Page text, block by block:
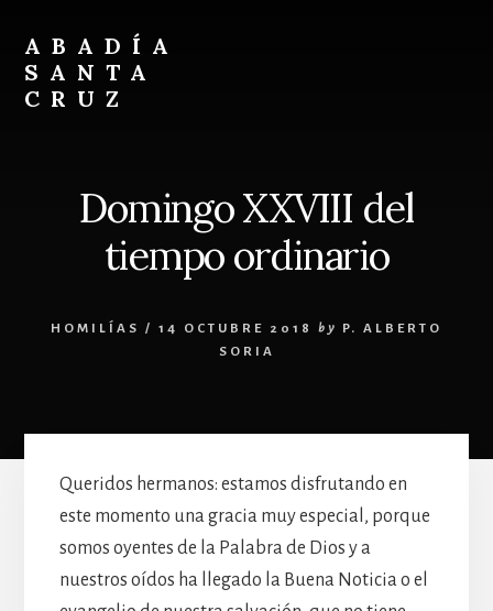
content
footer
ABADÍA
SANTA
CRUZ
Domingo XXVIII del
tiempo ordinario
HOMILÍAS / 14 OCTUBRE 2018 by
P. ALBERTO
SORIA
Queridos hermanos: estamos disfrutando en
este momento una gracia muy especial, porque
somos oyentes de la Palabra de Dios y a
nuestros oídos ha llegado la Buena Noticia o el